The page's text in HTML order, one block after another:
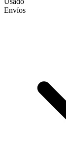
Envíos